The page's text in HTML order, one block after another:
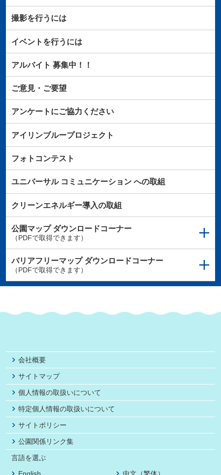
撮影を行うには
イベントを行うには
アルバイト 募集中！！
ご意見・ご要望
アンケートにご協力ください
アイリンブループロジェクト
フォトコンテスト
ユニバーサルコミュニケーションへの取組
クリーンエネルギー導入の取組
公園マップダウンロードコーナー
（PDFで取得できます）
バリアフリーマップダウンロードコーナー
（PDFで取得できます）
会社概要
サイトマップ
個人情報の取扱いについて
特定個人情報の取扱いについて
サイトポリシー
公園関係リンク集
言語を選ぶ